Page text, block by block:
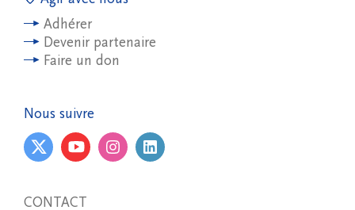
Adhérer
Devenir partenaire
Faire un don
Nous suivre
CONTACT